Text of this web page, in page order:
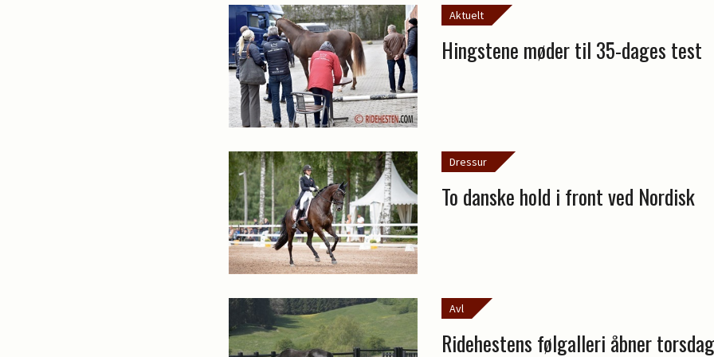
Aktuelt
Hingstene møder til 35-dages test
Dressur
To danske hold i front ved Nordisk
Avl
Ridehestens følgalleri åbner torsdag